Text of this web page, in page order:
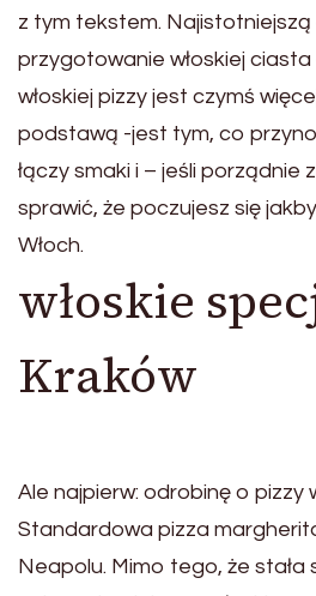
z tym tekstem. Najistotniejszą
przygotowanie włoskiej
włoskiej pizzy jest czymś
podstawą -jest tym, co
łączy smaki i – jeśli porządnie
sprawić, że poczujesz się
Włoch.
włoskie
Kraków
Ale najpierw: odrobinę o pizzy
Standardowa pizza
Neapolu. Mimo tego, że stała